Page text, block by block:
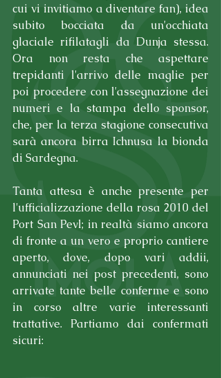
cui vi invitiamo a diventare fan), idea
subito bocciata da un'occhiata
glaciale rifilatagli da Dunja stessa.
Ora non resta che aspettare
trepidanti l'arrivo delle maglie per
poi procedere con l'assegnazione dei
numeri e la stampa dello sponsor,
che, per la terza stagione consecutiva
sarà ancora birra Ichnusa la bionda
di Sardegna.
Tanta attesa è anche presente per
l'ufficializzazione della rosa 2010 del
Port San Pevl; in realtà siamo ancora
di fronte a un vero e proprio cantiere
aperto, dove, dopo vari addii,
annunciati nei post precedenti, sono
arrivate tante belle conferme e sono
in corso altre varie interessanti
trattative. Partiamo dai confermati
sicuri: